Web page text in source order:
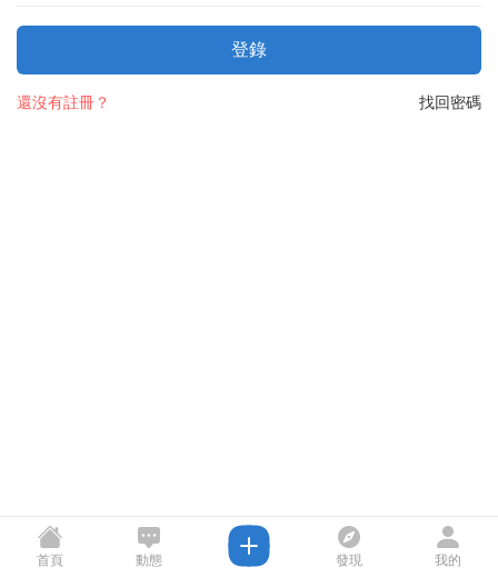
登錄
找回密碼
還沒有註冊？
首頁 動態 發現 我的